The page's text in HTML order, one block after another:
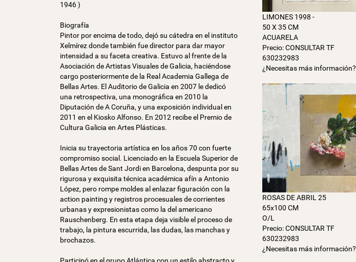
1946 )
Biografía
Pintor por encima de todo, dejó su cátedra en el instituto
Xelmírez donde también fue director para dar mayor
intensidad a su faceta creativa. Estuvo al frente de la
Asociación de Artistas Visuales de Galicia, haciéndose
cargo posteriormente de la Real Academia Gallega de
Bellas Artes. El Auditorio de Galicia en 2007 le dedicó
una retrospectiva, una monográfica en 2010 la
Diputación de A Coruña, y una exposición individual en
2011 en el Kiosko Alfonso. En 2012 recibe el Premio de
Cultura Galicia en Artes Plásticas.
Inicia su trayectoria artística en los años 70 con fuerte
compromiso social. Licenciado en la Escuela Superior de
Bellas Artes de Sant Jordi en Barcelona, despunta por su
rigurosa y exquisita técnica académica afín a Antonio
López, pero rompe moldes al enlazar figuración con la
action painting y registros procesuales de corrientes
urbanas y expresionistas como la del americano
Rauschenberg. En esta etapa deja visible el proceso de
trabajo, la pintura escurrida, las dudas, las manchas y
brochazos.
LIMONES 1998 -
50 X 35 CM
ACUARELA
Precio: CONSULTAR TF
630232983
¿Necesitas más información?
ROSAS DE ABRIL 25
65x100 CM
O/L
Precio: CONSULTAR TF
630232983
¿Necesitas más información?